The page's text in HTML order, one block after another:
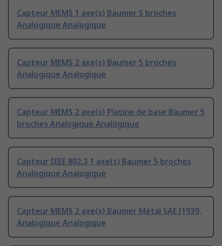
Capteur MEMS 1 axe(s) Baumer 5 broches
Analogique Analogique
Capteur MEMS 2 axe(s) Baumer 5 broches
Analogique Analogique
Capteur MEMS 2 axe(s) Platine de base Baumer 5
broches Analogique Analogique
Capteur IEEE 802.3 1 axe(s) Baumer 5 broches
Analogique Analogique
Capteur MEMS 2 axe(s) Baumer Métal SAE J1939,
Analogique Analogique